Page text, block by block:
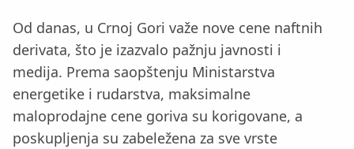
Od danas, u Crnoj Gori važe nove cene naftnih
derivata, što je izazvalo pažnju javnosti i
medija. Prema saopštenju Ministarstva
energetike i rudarstva, maksimalne
maloprodajne cene goriva su korigovane, a
poskupljenja su zabeležena za sve vrste